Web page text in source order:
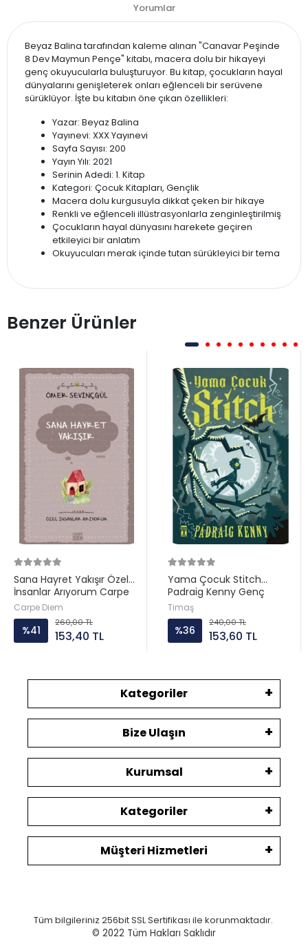
Yorumlar
Beyaz Balina tarafından kaleme alınan "Canavar Peşinde
8 Dev Maymun Pençe" kitabı, macera dolu bir hikayeyi
genç okuyucularla buluşturuyor. Bu kitap, çocukların hayal
dünyalarını genişleterek onları eğlenceli bir serüvene
sürüklüyor. İşte bu kitabın öne çıkan özellikleri:
Yazar: Beyaz Balina
Yayınevi: XXX Yayınevi
Sayfa Sayısı: 200
Yayın Yılı: 2021
Serinin Adedi: 1. Kitap
Kategori: Çocuk Kitapları, Gençlik
Macera dolu kurgusuyla dikkat çeken bir hikaye
Renkli ve eğlenceli illüstrasyonlarla zenginleştirilmiş
Çocukların hayal dünyasını harekete geçiren
etkileyici bir anlatım
Okuyucuları merak içinde tutan sürükleyici bir tema
Benzer Ürünler
Sana Hayret Yakışır Özel
İnsanlar Arıyorum Carpe
Diem
Carpe Diem
%41
260,00 TL
153,40 TL
Yama Çocuk Stitch
Padraig Kenny Genç
Timaş
Timaş
%36
240,00 TL
153,60 TL
Kategoriler
Bize Ulaşın
Kurumsal
Kategoriler
Müşteri Hizmetleri
Tüm bilgileriniz 256bit SSL Sertifikası ile korunmaktadır.
© 2022 Tüm Hakları Saklıdır